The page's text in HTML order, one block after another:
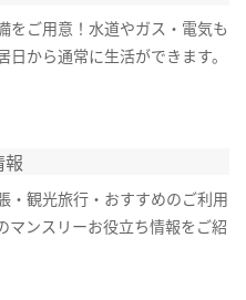
をご用意！水道やガス・電気も
日から通常に生活ができます。
・観光旅行・おすすめのご利用
マンスリーお役立ち情報をご紹